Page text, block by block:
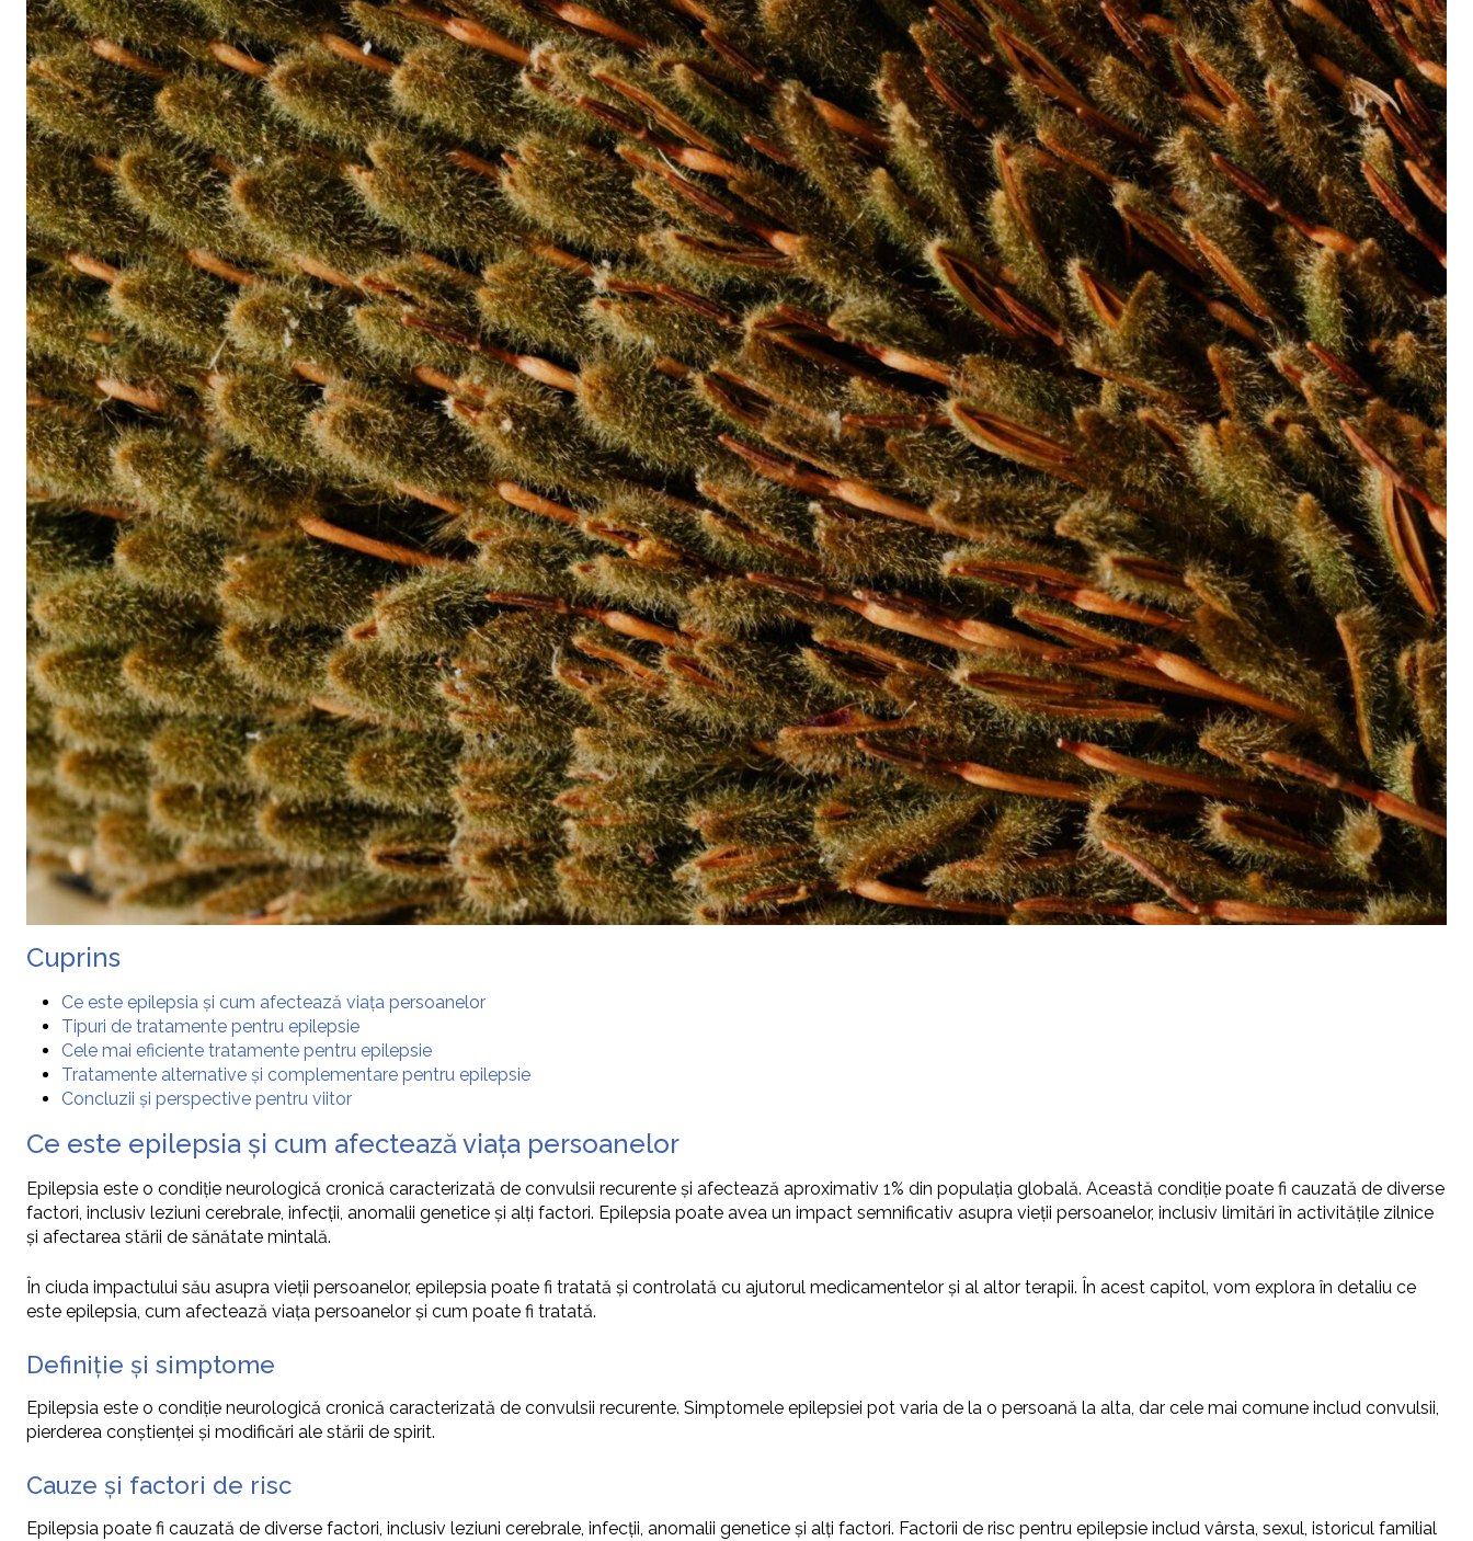
Cuprins
Ce este epilepsia și cum afectează viața persoanelor
Tipuri de tratamente pentru epilepsie
Cele mai eficiente tratamente pentru epilepsie
Tratamente alternative și complementare pentru epilepsie
Concluzii și perspective pentru viitor
Ce este epilepsia și cum afectează viața persoanelor
Epilepsia este o condiție neurologică cronică caracterizată de convulsii recurente și afectează aproximativ 1% din populația globală. Această condiție poate fi cauzată de diverse
factori, inclusiv leziuni cerebrale, infecții, anomalii genetice și alți factori. Epilepsia poate avea un impact semnificativ asupra vieții persoanelor, inclusiv limitări în activitățile zilnice
și afectarea stării de sănătate mintală.
În ciuda impactului său asupra vieții persoanelor, epilepsia poate fi tratată și controlată cu ajutorul medicamentelor și al altor terapii. În acest capitol, vom explora în detaliu ce
este epilepsia, cum afectează viața persoanelor și cum poate fi tratată.
Definiție și simptome
Epilepsia este o condiție neurologică cronică caracterizată de convulsii recurente. Simptomele epilepsiei pot varia de la o persoană la alta, dar cele mai comune includ convulsii,
pierderea conștienței și modificări ale stării de spirit.
Cauze și factori de risc
Epilepsia poate fi cauzată de diverse factori, inclusiv leziuni cerebrale, infecții, anomalii genetice și alți factori. Factorii de risc pentru epilepsie includ vârsta, sexul, istoricul familial